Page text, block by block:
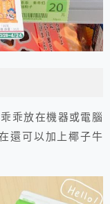
乖放在機器或電腦
還可以加上椰子牛